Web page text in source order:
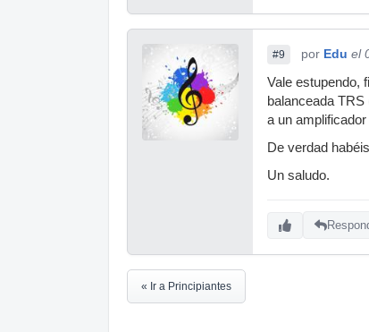
#9 por Edu el
Vale estupendo,
balanceada
a un
De verdad
Un saludo.
« Ir a Principiantes